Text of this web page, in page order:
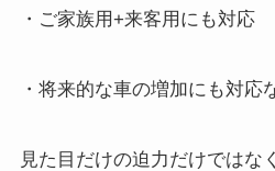
・ご家族用+来客用にも対応
・将来的な車の増加にも対応
見た目だけの迫力だけではな